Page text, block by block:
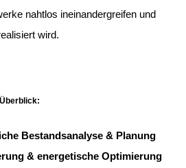
nahtlos ineinandergreifen und
wird.
Bestandsanalyse & Planung
& energetische Optimierung